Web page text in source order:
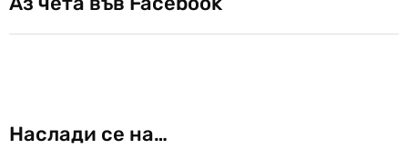
Наслади се на…